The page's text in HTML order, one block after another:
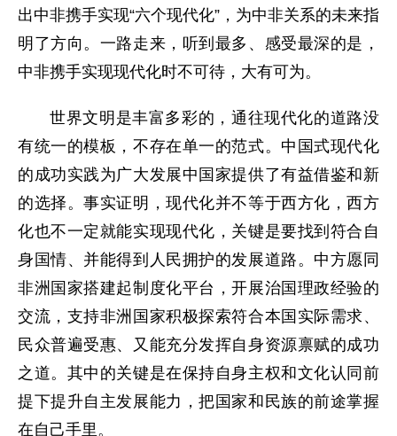
出中非携手实现“六个现代化”，为中非关系的未来指
明了方向。一路走来，听到最多、感受最深的是，
中非携手实现现代化时不可待，大有可为。
世界文明是丰富多彩的，通往现代化的道路没
有统一的模板，不存在单一的范式。中国式现代化
的成功实践为广大发展中国家提供了有益借鉴和新
的选择。事实证明，现代化并不等于西方化，西方
化也不一定就能实现现代化，关键是要找到符合自
身国情、并能得到人民拥护的发展道路。中方愿同
非洲国家搭建起制度化平台，开展治国理政经验的
交流，支持非洲国家积极探索符合本国实际需求、
民众普遍受惠、又能充分发挥自身资源禀赋的成功
之道。其中的关键是在保持自身主权和文化认同前
提下提升自主发展能力，把国家和民族的前途掌握
在自己手里。